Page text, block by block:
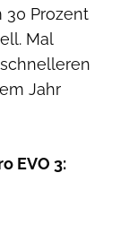
30 Prozent
Mal
Jahr
EVO 3: